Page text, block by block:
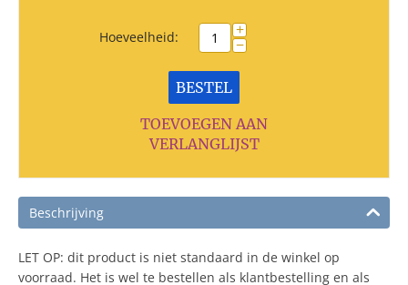
Hoeveelheid: +
−
BESTEL
TOEVOEGEN AAN
VERLANGLIJST
Beschrijving
LET OP: dit product is niet standaard in de winkel op
voorraad. Het is wel te bestellen als klantbestelling en als